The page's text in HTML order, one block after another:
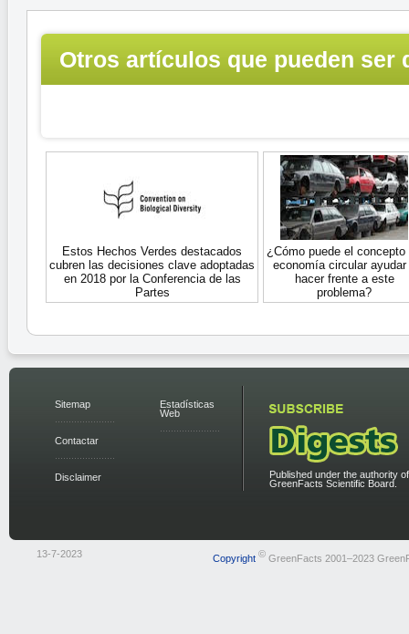
Otros artículos que pueden ser
Estos Hechos Verdes destacados
cubren las decisiones clave adoptadas
en 2018 por la Conferencia de las
Partes
¿Cómo puede el concepto
economía circular ayudar
hacer frente a este
problema?
Sitemap
Contactar
Disclaimer
Estadísticas
Web
Published under the authority
GreenFacts Scientific Board.
13-7-2023 Copyright ©GreenFacts 2001–2023